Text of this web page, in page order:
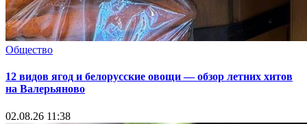
Общество
12 видов ягод и белорусские овощи — обзор летних хитов
на Валерьяново
02.08.26 11:38